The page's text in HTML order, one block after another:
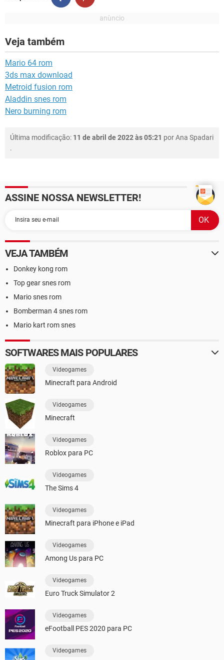
Veja também
Mario 64 rom
3ds max download
Metroid fusion rom
Aladdin snes rom
Nero burning rom
Última modificação: 11 de abril de 2022 às 05:21 porAna Spadari
.
ASSINE NOSSA NEWSLETTER!
VEJA TAMBÉM
Donkey kong rom
Top gear snes rom
Mario snes rom
Bomberman 4 snes rom
Mario kart rom snes
SOFTWARES MAIS POPULARES
Videogames
Minecraft para Android
Videogames
Minecraft
Videogames
Roblox para PC
Videogames
The Sims 4
Videogames
Minecraft para iPhone e iPad
Videogames
Among Us para PC
Videogames
Euro Truck Simulator 2
Videogames
eFootball PES 2020 para PC
Videogames